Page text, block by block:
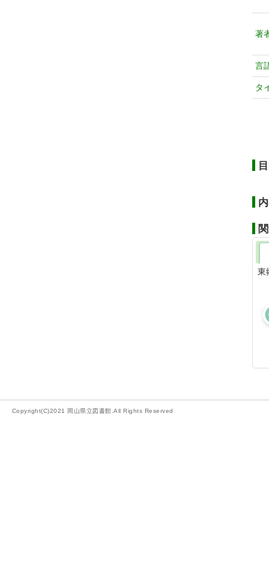
著
言
タ
東
Copyright(C)2021 岡山県立図書館.All Rights Reserved